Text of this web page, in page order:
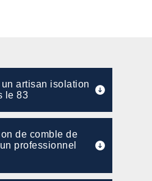
artisan isolation
le 83
de comble de
professionnel